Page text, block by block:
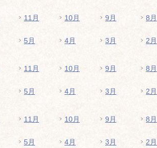
11月 10月 9月 8月
5月 4月 3月 2月
11月 10月 9月 8月
5月 4月 3月 2月
11月 10月 9月 8月
5月 4月 3月 2月